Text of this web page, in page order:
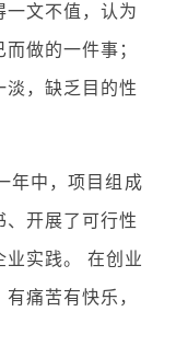
文不值，认为
做的一件事；
，缺乏目的性
年中，项目组成
、开展了可行性
实践。 在创业
痛苦有快乐，